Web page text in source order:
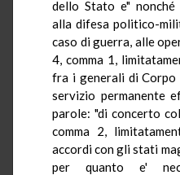
dello Stato e"
alla difesa politico-
caso di guerra, alle
4, comma 1,
fra i generali di Corpo
servizio permanente
parole: "di concerto
comma 2,
accordi con gli stati
per quanto e'